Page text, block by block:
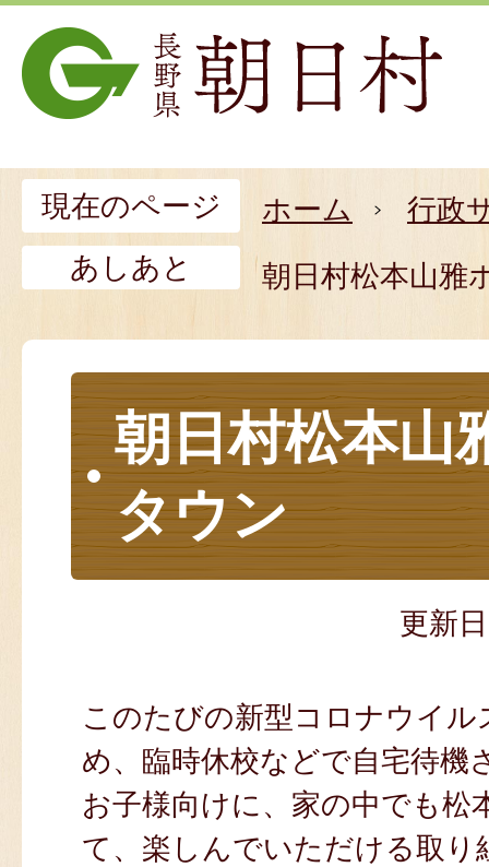
現在のページ ホーム
行政
あしあと
朝日村松本山雅
朝日村松本山
タウン
更新
このたびの新型コロナウイル
め、臨時休校などで自宅待機
お子様向けに、家の中でも松
て、楽しんでいただける取り